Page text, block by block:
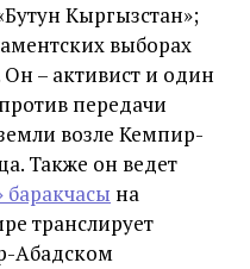
Кыргызстан»;
выборах
Он – активист и один
передачи
возле Кемпир-
Также он ведет
на
транслирует
Абадском